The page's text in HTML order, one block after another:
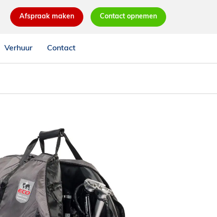
Afspraak maken Contact opnemen
Verhuur Contact